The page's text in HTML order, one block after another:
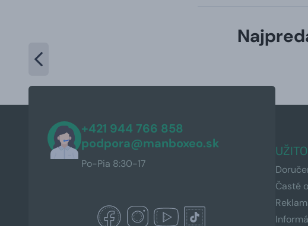
+421 944 766 858
podpora@manboxeo.sk
Po-Pia 8:30-17
Časté